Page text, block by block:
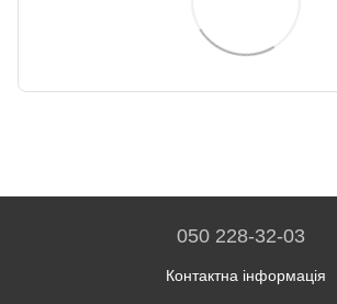
050 228-32-03
Контактна інформація